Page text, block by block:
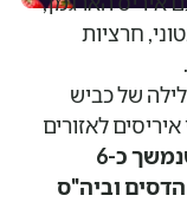
חרציות
של כביש
4 שנים כ-400 שתילי איריסים לאזורים
הפרויקט, שנמשך כ-6
כ-100 תלמידי הדסים וביה"ס